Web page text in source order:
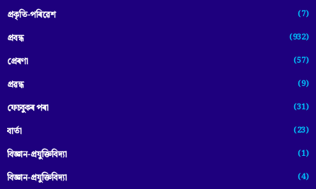
প্ৰকৃতি-পৰিৱেশ (7)
প্ৰবন্ধ (932)
প্ৰেৰণা (57)
প্ৰৱন্ধ (9)
ফেচবুকৰ পৰা (31)
বাৰ্তা (23)
বিজ্ঞান-প্রযুক্তিবিদ্যা (1)
বিজ্ঞান-প্ৰযুক্তিবিদ্যা (4)